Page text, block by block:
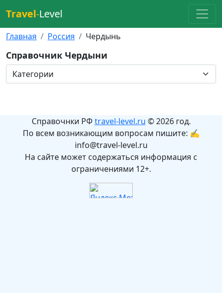
Travel-Level
Главная Россия Чердынь
Справочник Чердыни
Справочнки РФ travel-level.ru © 2026 год.
По всем возникающим вопросам пишите: ✍
info@travel-level.ru
На сайте может содержаться информация с
ограничениями 12+.